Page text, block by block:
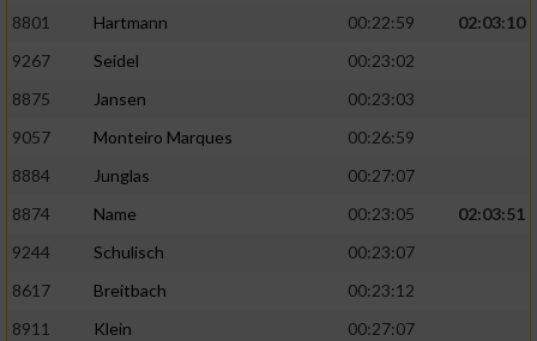
8801
Hartmann 00:22:59
02:03:10
9267
Seidel
00:23:02
8875
Jansen
00:23:03
9057
Monteiro Marques
00:26:59
8884
Junglas
00:27:07
8874
Name 00:23:05
02:03:51
9244
Schulisch
00:23:07
8617
Breitbach
00:23:12
8911
Klein
00:27:07